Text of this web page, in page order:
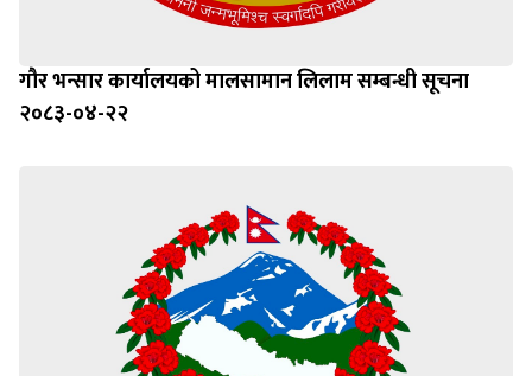
गौर भन्सार कार्यालयको मालसामान लिलाम सम्बन्धी सूचना
२०८३-०४-२२